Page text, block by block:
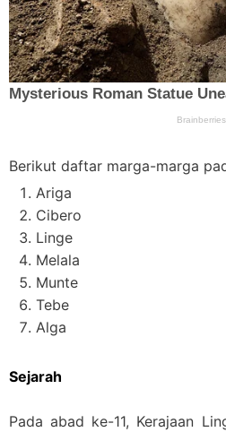
Berikut daftar marga-marga
Ariga
Cibero
Linge
Melala
Munte
Tebe
Alga
Sejarah
Pada abad ke-11, Kerajaan